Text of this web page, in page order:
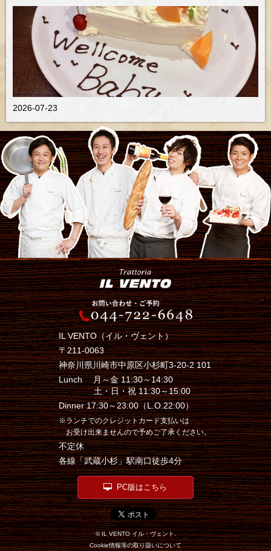
2026-07-23
IL VENTO（イル・ヴェント）
〒211-0063
神奈川県川崎市中原区小杉町3-20-2 101
Lunch 月～金 11:30～14:30
土・日・祝 11:30～15:00
Dinner 17:30～23:00（L.O.22:00）
※ランチでのクレジットカード支払いは
お受け出来ませんので予めご了承ください。
不定休
各線「武蔵小杉」駅南口徒歩4分
PC版はこちら
© IL VENTO イル・ヴェント.
Cookie情報等の取り扱いについて